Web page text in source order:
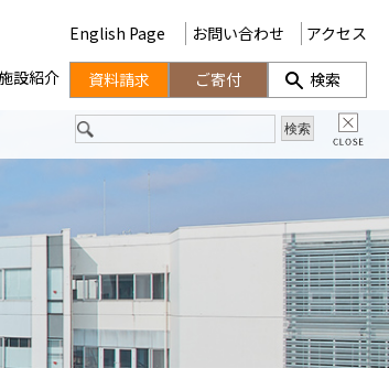
設紹介
English Page お問い合わせ アクセス
資料請求 ご寄付 検索